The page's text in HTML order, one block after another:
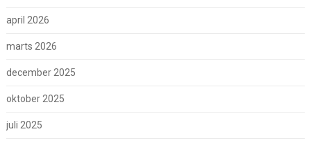
april 2026
marts 2026
december 2025
oktober 2025
juli 2025